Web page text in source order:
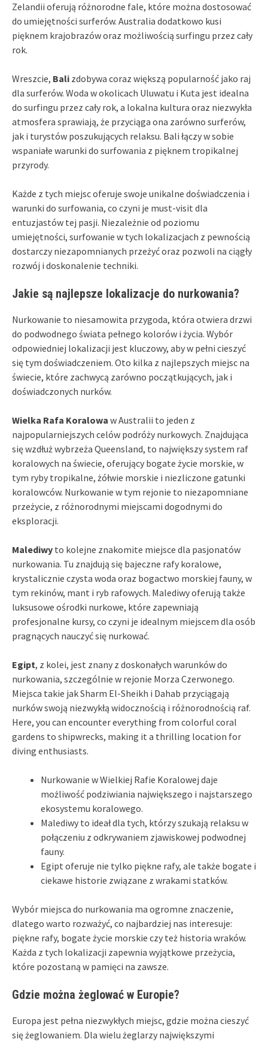
Zelandii oferują różnorodne fale, które można dostosować
do umiejętności surferów. Australia dodatkowo kusi
pięknem krajobrazów oraz możliwością surfingu przez cały
rok.
Wreszcie, Bali zdobywa coraz większą popularność jako raj
dla surferów. Woda w okolicach Uluwatu i Kuta jest idealna
do surfingu przez cały rok, a lokalna kultura oraz niezwykła
atmosfera sprawiają, że przyciąga ona zarówno surferów,
jak i turystów poszukujących relaksu. Bali łączy w sobie
wspaniałe warunki do surfowania z pięknem tropikalnej
przyrody.
Każde z tych miejsc oferuje swoje unikalne doświadczenia i
warunki do surfowania, co czyni je must-visit dla
entuzjastów tej pasji. Niezależnie od poziomu
umiejętności, surfowanie w tych lokalizacjach z pewnością
dostarczy niezapomnianych przeżyć oraz pozwoli na ciągły
rozwój i doskonalenie techniki.
Jakie są najlepsze lokalizacje do nurkowania?
Nurkowanie to niesamowita przygoda, która otwiera drzwi
do podwodnego świata pełnego kolorów i życia. Wybór
odpowiedniej lokalizacji jest kluczowy, aby w pełni cieszyć
się tym doświadczeniem. Oto kilka z najlepszych miejsc na
świecie, które zachwycą zarówno początkujących, jak i
doświadczonych nurków.
Wielka Rafa Koralowa w Australii to jeden z
najpopularniejszych celów podróży nurkowych. Znajdująca
się wzdłuż wybrzeża Queensland, to największy system raf
koralowych na świecie, oferujący bogate życie morskie, w
tym ryby tropikalne, żółwie morskie i niezliczone gatunki
koralowców. Nurkowanie w tym rejonie to niezapomniane
przeżycie, z różnorodnymi miejscami dogodnymi do
eksploracji.
Malediwy to kolejne znakomite miejsce dla pasjonatów
nurkowania. Tu znajdują się bajeczne rafy koralowe,
krystalicznie czysta woda oraz bogactwo morskiej fauny, w
tym rekinów, mant i ryb rafowych. Malediwy oferują także
luksusowe ośrodki nurkowe, które zapewniają
profesjonalne kursy, co czyni je idealnym miejscem dla osób
pragnących nauczyć się nurkować.
Egipt, z kolei, jest znany z doskonałych warunków do
nurkowania, szczególnie w rejonie Morza Czerwonego.
Miejsca takie jak Sharm El-Sheikh i Dahab przyciągają
nurków swoją niezwykłą widocznością i różnorodnością raf.
Here, you can encounter everything from colorful coral
gardens to shipwrecks, making it a thrilling location for
diving enthusiasts.
Nurkowanie w Wielkiej Rafie Koralowej daje
możliwość podziwiania największego i najstarszego
ekosystemu koralowego.
Malediwy to ideał dla tych, którzy szukają relaksu w
połączeniu z odkrywaniem zjawiskowej podwodnej
fauny.
Egipt oferuje nie tylko piękne rafy, ale także bogate i
ciekawe historie związane z wrakami statków.
Wybór miejsca do nurkowania ma ogromne znaczenie,
dlatego warto rozważyć, co najbardziej nas interesuje:
piękne rafy, bogate życie morskie czy też historia wraków.
Każda z tych lokalizacji zapewnia wyjątkowe przeżycia,
które pozostaną w pamięci na zawsze.
Gdzie można żeglować w Europie?
Europa jest pełna niezwykłych miejsc, gdzie można cieszyć
się żeglowaniem. Dla wielu żeglarzy największymi